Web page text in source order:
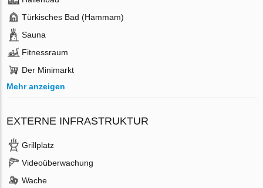
Türkisches Bad (Hammam)
Sauna
Fitnessraum
Der Minimarkt
Mehr anzeigen
EXTERNE INFRASTRUKTUR
Grillplatz
Videoüberwachung
Wache